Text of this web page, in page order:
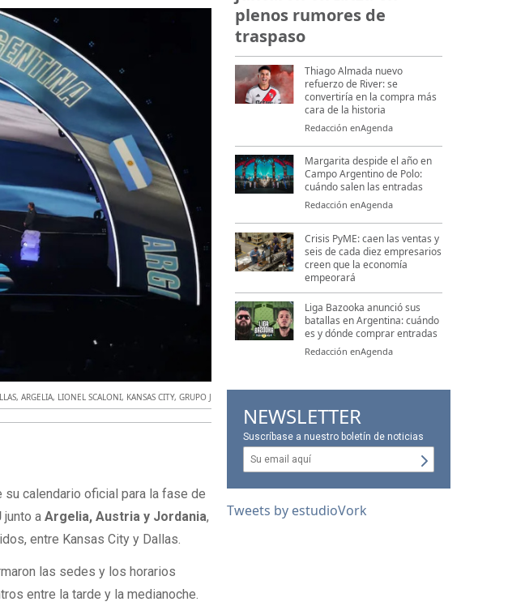
,ARGELIA, LIONEL SCALONI, KANSAS CITY,GRUPO J
su calendario oficial para la fase de
junto aArgelia, Austria y Jordania,
entre Kansas City y Dallas.
las sedes y los horarios
entre la tarde y la medianoche.
plenos rumores de
traspaso
Thiago Almada nuevo
refuerzo de River: se
convertiría en la compra más
cara de la historia
Redacción enAgenda
Margarita despide el año en
Campo Argentino de Polo:
cuándo salen las entradas
Redacción enAgenda
Crisis PyME: caen las ventas y
seis de cada diez empresarios
creen que la economía
empeorará
Liga Bazooka anunció sus
batallas en Argentina: cuándo
es y dónde comprar entradas
Redacción enAgenda
NEWSLETTER
Suscríbase a nuestro boletín de noticias
Tweets by estudioVork